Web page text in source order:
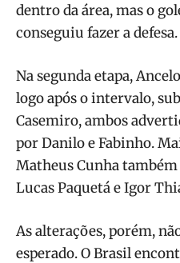
dentro da área, mas o
conseguiu fazer a defesa.
Na segunda etapa,
logo após o intervalo,
Casemiro, ambos
por Danilo e Fabinho.
Matheus Cunha
Lucas Paquetá e Igor
As alterações, porém,
esperado. O Brasil